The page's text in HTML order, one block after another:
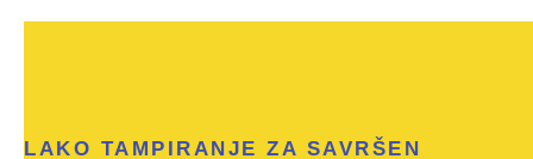
LAKO TAMPIRANJE ZA SAVRŠEN